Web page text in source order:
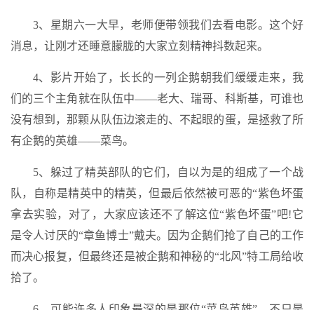
3、星期六一大早，老师便带领我们去看电影。这个好
消息，让刚才还睡意朦胧的大家立刻精神抖数起来。
4、影片开始了，长长的一列企鹅朝我们缓缓走来，我
们的三个主角就在队伍中——老大、瑞哥、科斯基，可谁也
没有想到，那颗从队伍边滚走的、不起眼的蛋，是拯救了所
有企鹅的英雄——菜鸟。
5、躲过了精英部队的它们，自以为是的组成了一个战
队，自称是精英中的精英，但最后依然被可恶的“紫色坏蛋
拿去实验，对了，大家应该还不了解这位“紫色坏蛋”吧!它
是令人讨厌的“章鱼博士”戴夫。因为企鹅们抢了自己的工作
而决心报复，但最终还是被企鹅和神秘的“北风”特工局给收
拾了。